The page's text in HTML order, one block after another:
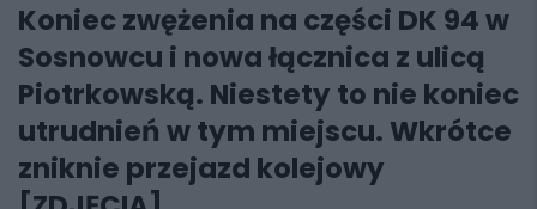
Koniec zwężenia na części DK 94 w
Sosnowcu i nowa łącznica z ulicą
Piotrkowską. Niestety to nie koniec
utrudnień w tym miejscu. Wkrótce
zniknie przejazd kolejowy